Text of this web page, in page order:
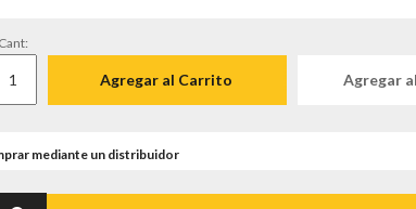
Cant:
Agregar al Carrito Agregar